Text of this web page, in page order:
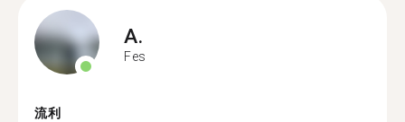
A.
Fes
流利